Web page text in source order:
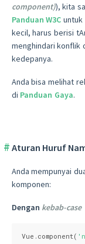
component)), kita
Panduan W3C untuk
kecil, harus berisi
menghindari konflik
kedepanya.
Anda bisa melihat
di Panduan Gaya.
Aturan Huruf
Anda mempunyai
komponen:
Dengan kebab-case
Vue.component(